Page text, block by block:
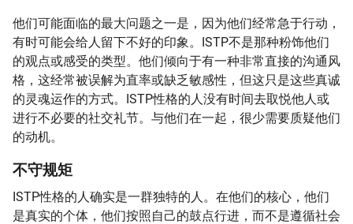
他们可能面临的最大问题之一是，因为他们经常急于行动，
有时可能会给人留下不好的印象。ISTP不是那种粉饰他们
的观点或感受的类型。他们倾向于有一种非常直接的沟通风
格，这经常被误解为直率或缺乏敏感性，但这只是这些真诚
的灵魂运作的方式。ISTP性格的人没有时间去取悦他人或
进行不必要的社交礼节。与他们在一起，很少需要质疑他们
的动机。
不守规矩
ISTP性格的人确实是一群独特的人。在他们的核心，他们
是真实的个体，他们按照自己的鼓点行进，而不是遵循社会